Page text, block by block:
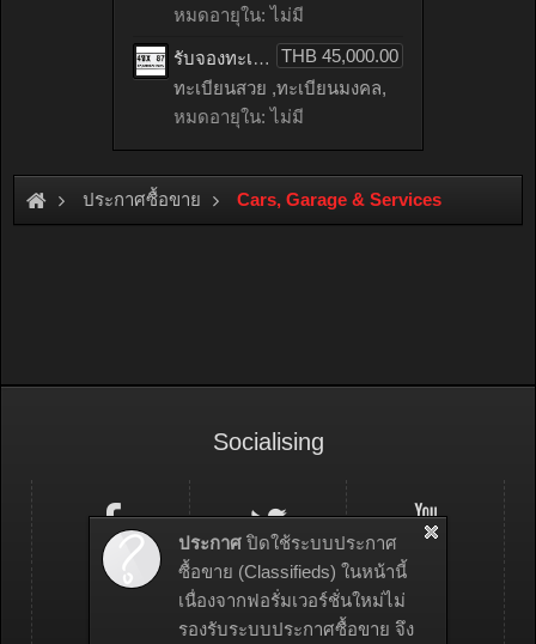
ประกาศ ปิดใช้ระบบประกาศ
ซื้อขาย (Classifieds) ในหน้านี้
เนื่องจากฟอรั่มเวอร์ชั่นใหม่ไม่
รองรับระบบประกาศซื้อขาย จึง
หมดอายุใน: ไม่มี
THB 45,000.00
รับจองทะเบียนรถเลข 87 หมวดใหม่จากกรมขนส่ง จองทะเบียน 87
ทะเบียนสวย ,ทะเบียนมงคล,
หมดอายุใน: ไม่มี
ประกาศซื้อขาย Cars, Garage & Services
Socialising